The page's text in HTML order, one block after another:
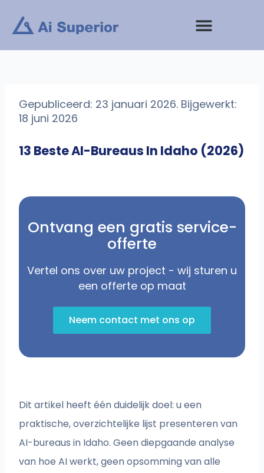
inhoud
Gepubliceerd: 23 januari 2026. Bijgewerkt:
18 juni 2026
13 Beste AI-Bureaus In Idaho (2026)
Ontvang een gratis service-
offerte
Vertel ons over uw project - wij sturen u
een offerte op maat
Neem contact met ons op
Dit artikel heeft één duidelijk doel: u een
praktische, overzichtelijke lijst presenteren van
AI-bureaus in Idaho. Geen diepgaande analyse
van hoe AI werkt, geen opsomming van alle